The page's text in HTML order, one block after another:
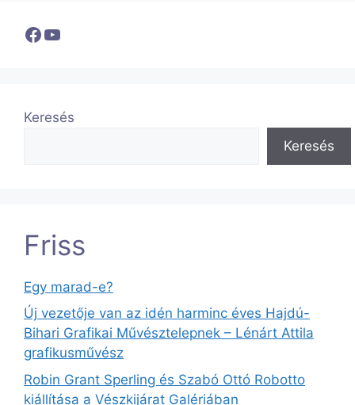
Facebook
YouTube
Keresés
Keresés
Friss
Egy marad-e?
Új vezetője van az idén harminc éves Hajdú-
Bihari Grafikai Művésztelepnek – Lénárt Attila
grafikusművész
Robin Grant Sperling és Szabó Ottó Robotto
kiállítása a Vészkijárat Galériában